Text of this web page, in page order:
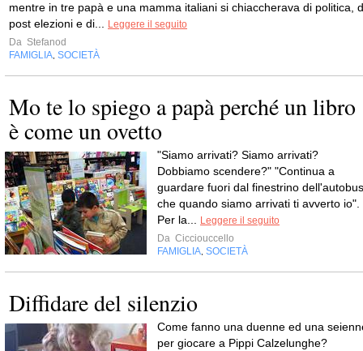
mentre in tre papà e una mamma italiani si chiaccherava di politica,
post elezioni e di...
Leggere il seguito
Da Stefanod
FAMIGLIA SOCIETÀ
Mo te lo spiego a papà perché un libro
è come un ovetto
"Siamo arrivati? Siamo arrivati?
Dobbiamo scendere?" "Continua a
guardare fuori dal finestrino dell'autobus
che quando siamo arrivati ti avverto io".
Per la...
Leggere il seguito
Da Cicciouccello
FAMIGLIA SOCIETÀ
Diffidare del silenzio
Come fanno una duenne ed una
per giocare a Pippi Calzelunghe?